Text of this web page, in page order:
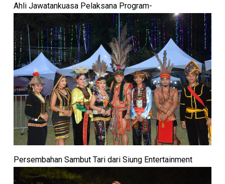
Ahli Jawatankuasa Pelaksana Program-
Persembahan Sambut Tari dari Siung Entertainment